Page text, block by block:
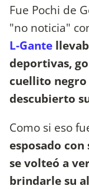
Fue Pochi de
"no noticia"
L-Gante
deportivas,
cuellito negro
descubierto
Como si eso
esposado
se volteó a
brindarle su